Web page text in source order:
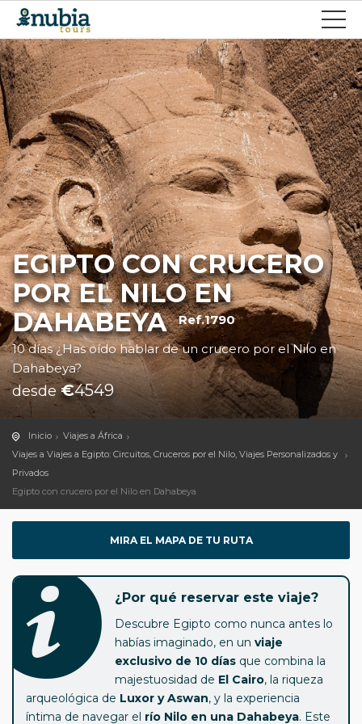
EGIPTO CON CRUCERO
POR EL NILO EN
DAHABEYA Ref.1790
10 días ¿Has oído hablar de un crucero por el Nilo en
Dahabeya?
desde€4549
Inicio
Viajes a África
Viajes a Viajes a Egipto: Circuitos, Cruceros por el Nilo, Viajes Personalizados y
Privados
Egipto con crucero por el Nilo en Dahabeya
MIRA EL MAPA DE TU RUTA
¿Por qué reservar este viaje?
Descubre Egipto como nunca antes lo
habías imaginado, en un viaje
exclusivo de 10 días que combina la
majestuosidad de El Cairo, la riqueza
arqueológica de Luxor y Aswan, y la experiencia
íntima de navegar el río Nilo en una Dahabeya. Este